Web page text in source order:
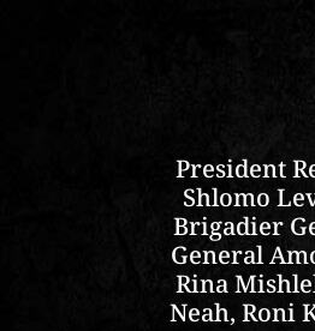
President
Shlomo
Brigadier
General
Rina
Neah, Roni